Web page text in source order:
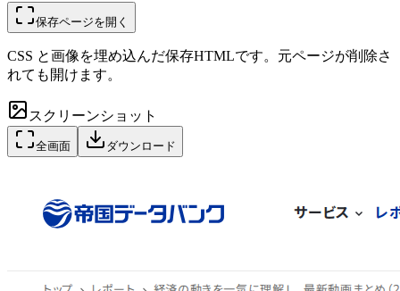
保存ページを開く
CSS と画像を埋め込んだ保存HTMLです。元ページが削除さ
れても開けます。
スクリーンショット
全画面 ダウンロード